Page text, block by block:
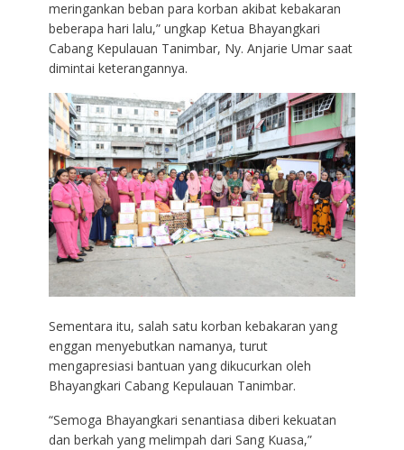
meringankan beban para korban akibat kebakaran
beberapa hari lalu,” ungkap Ketua Bhayangkari
Cabang Kepulauan Tanimbar, Ny. Anjarie Umar saat
dimintai keterangannya.
Sementara itu, salah satu korban kebakaran yang
enggan menyebutkan namanya, turut
mengapresiasi bantuan yang dikucurkan oleh
Bhayangkari Cabang Kepulauan Tanimbar.
“Semoga Bhayangkari senantiasa diberi kekuatan
dan berkah yang melimpah dari Sang Kuasa,”